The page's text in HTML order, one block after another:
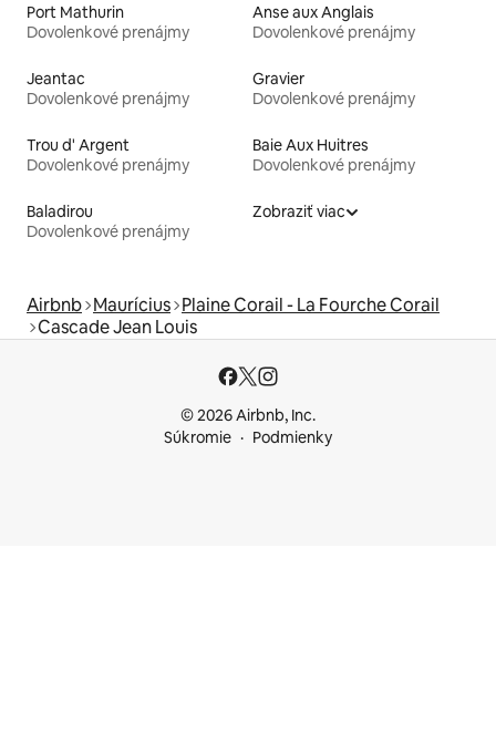
Port Mathurin
Dovolenkové prenájmy
Anse aux Anglais
Dovolenkové prenájmy
Jeantac
Dovolenkové prenájmy
Gravier
Dovolenkové prenájmy
Trou d' Argent
Dovolenkové prenájmy
Baie Aux Huitres
Dovolenkové prenájmy
Baladirou
Dovolenkové prenájmy
Zobraziť viac
Airbnb Maurícius Plaine Corail - La Fourche Corail
Cascade Jean Louis
© 2026 Airbnb, Inc.
Súkromie
Podmienky